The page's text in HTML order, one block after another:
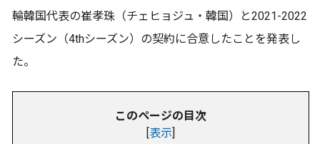
輪韓国代表の崔孝珠（チェヒョジュ・韓国）と2021-2022
シーズン（4thシーズン）の契約に合意したことを発表し
た。
このページの目次
[表示]